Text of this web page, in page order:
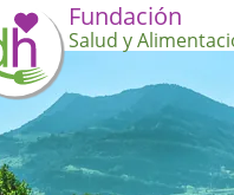
Fundación
Salud y